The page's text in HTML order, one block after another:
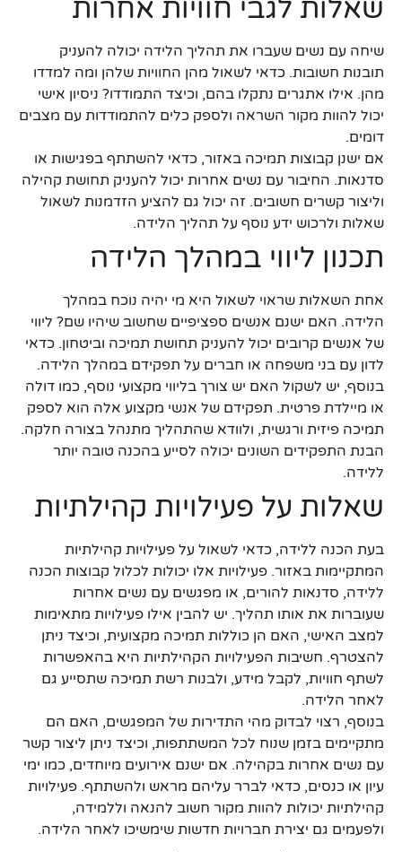
שאלות לגבי חוויות אחרות
שיחה עם נשים שעברו את תהליך הלידה יכולה להעניק
תובנות חשובות. כדאי לשאול מהן החוויות שלהן ומה למדדו
מהן. אילו אתגרים נתקלו בהם, וכיצד התמודדו? ניסיון אישי
יכול להוות מקור השראה ולספק כלים להתמודדות עם מצבים
דומים.
אם ישנן קבוצות תמיכה באזור, כדאי להשתתף בפגישות או
סדנאות. החיבור עם נשים אחרות יכול להעניק תחושת קהילה
וליצור קשרים חשובים. זה יכול גם להציע הזדמנות לשאול
שאלות ולרכוש ידע נוסף על תהליך הלידה.
תכנון ליווי במהלך הלידה
אחת השאלות שראוי לשאול היא מי יהיה נוכח במהלך
הלידה. האם ישנם אנשים ספציפיים שחשוב שיהיו שם? ליווי
של אנשים קרובים יכול להעניק תחושת תמיכה וביטחון. כדאי
לדון עם בני משפחה או חברים על תפקידם במהלך הלידה.
בנוסף, יש לשקול האם יש צורך בליווי מקצועי נוסף, כמו דולה
או מיילדת פרטית. תפקידם של אנשי מקצוע אלה הוא לספק
תמיכה פיזית ורגשית, ולוודא שהתהליך מתנהל בצורה חלקה.
הבנת התפקידים השונים יכולה לסייע בהכנה טובה יותר
ללידה.
שאלות על פעילויות קהילתיות
בעת הכנה ללידה, כדאי לשאול על פעילויות קהילתיות
המתקיימות באזור. פעילויות אלו יכולות לכלול קבוצות הכנה
ללידה, סדנאות להורים, או מפגשים עם נשים אחרות
שעוברות את אותו תהליך. יש להבין אילו פעילויות מתאימות
למצב האישי, האם הן כוללות תמיכה מקצועית, וכיצד ניתן
להצטרף. חשיבות הפעילויות הקהילתיות היא בהאפשרות
לשתף חוויות, לקבל מידע, ולבנות רשת תמיכה שתסייע גם
לאחר הלידה.
בנוסף, רצוי לבדוק מהי התדירות של המפגשים, האם הם
מתקיימים בזמן שנוח לכל המשתתפות, וכיצד ניתן ליצור קשר
עם נשים אחרות בקהילה. אם ישנם אירועים מיוחדים, כמו ימי
עיון או כנסים, כדאי לברר עליהם מראש ולהשתתף. פעילויות
קהילתיות יכולות להוות מקור חשוב להנאה וללמידה,
ולפעמים גם יצירת חברויות חדשות שימשיכו לאחר הלידה.